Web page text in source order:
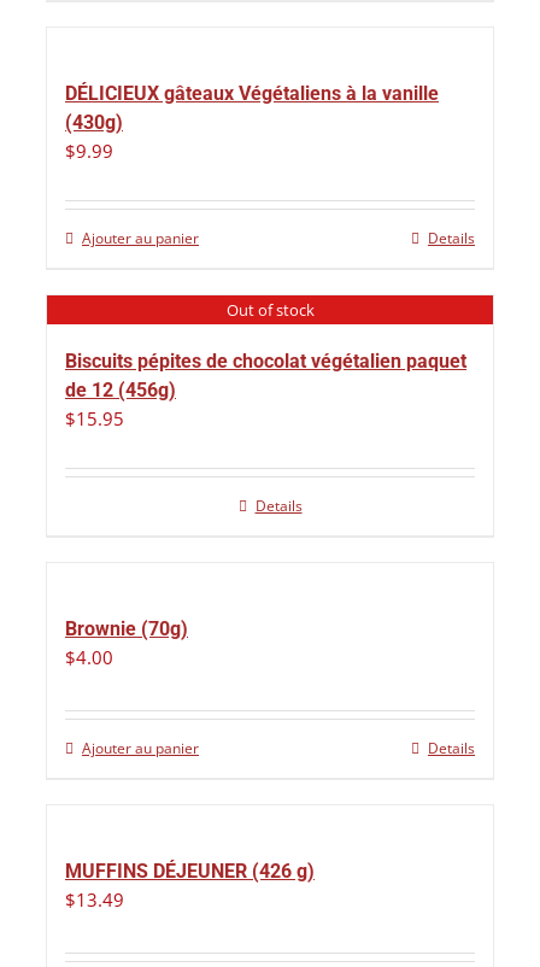
DÉLICIEUX gâteaux Végétaliens à la vanille
(430g)
$9.99
Ajouter au panier Details
Out of stock
Biscuits pépites de chocolat végétalien paquet
de 12 (456g)
$15.95
Details
Brownie (70g)
$4.00
Ajouter au panier Details
MUFFINS DÉJEUNER (426 g)
$13.49